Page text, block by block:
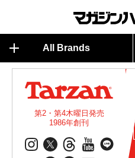
All Brands
第2・第4木曜日発売
1986年創刊